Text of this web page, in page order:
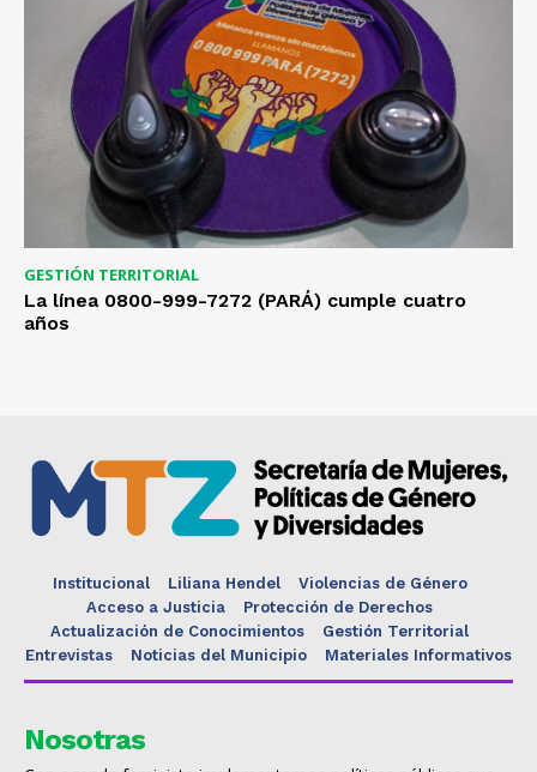
GESTIÓN TERRITORIAL
La línea 0800-999-7272 (PARÁ) cumple cuatro
años
Institucional Liliana Hendel
Violencias de Género
Acceso a Justicia
Protección de Derechos
Actualización de Conocimientos
Gestión Territorial
Entrevistas
Noticias del Municipio Materiales Informativos
Nosotras